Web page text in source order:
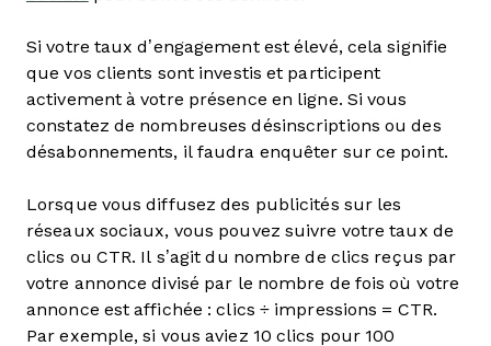
Si votre taux d’engagement est élevé, cela signifie
que vos clients sont investis et participent
activement à votre présence en ligne. Si vous
constatez de nombreuses désinscriptions ou des
désabonnements, il faudra enquêter sur ce point.
Lorsque vous diffusez des publicités sur les
réseaux sociaux, vous pouvez suivre votre taux de
clics ou CTR. Il s’agit du nombre de clics reçus par
votre annonce divisé par le nombre de fois où votre
annonce est affichée : clics ÷ impressions = CTR.
Par exemple, si vous aviez 10 clics pour 100